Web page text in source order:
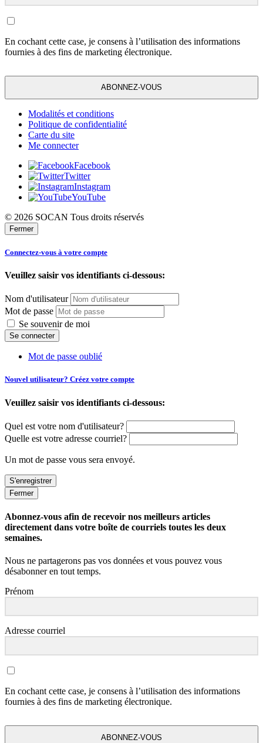
En cochant cette case, je consens à l’utilisation des informations
fournies à des fins de marketing électronique.
ABONNEZ-VOUS
Modalités et conditions
Politique de confidentialité
Carte du site
Me connecter
Facebook
Twitter
Instagram
YouTube
© 2026 SOCAN Tous droits réservés
Fermer
Connectez-vous à votre compte
Veuillez saisir vos identifiants ci-dessous:
Nom d'utilisateur
Mot de passe
Se souvenir de moi
Mot de passe oublié
Nouvel utilisateur? Créez votre compte
Veuillez saisir vos identifiants ci-dessous:
Quel est votre nom d'utilisateur?
Quelle est votre adresse courriel?
Un mot de passe vous sera envoyé.
Fermer
Abonnez-vous afin de recevoir nos meilleurs articles
directement dans votre boîte de courriels toutes les deux
semaines.
Nous ne partagerons pas vos données et vous pouvez vous
désabonner en tout temps.
Prénom
Adresse courriel
En cochant cette case, je consens à l’utilisation des informations
fournies à des fins de marketing électronique.
ABONNEZ-VOUS